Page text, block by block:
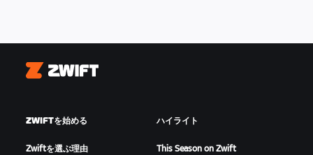
Zwift
ZWIFTを始める
Zwiftを選ぶ理由
ハイライト
This Season on Zwift